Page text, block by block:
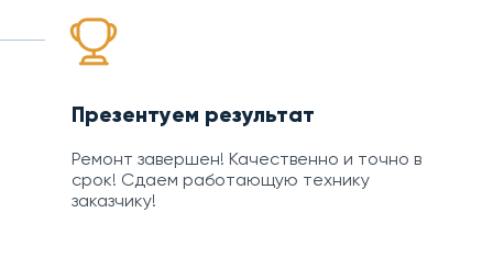
Презентуем результат
Ремонт завершен! Качественно и точно в
срок! Сдаем работающую технику
заказчику!